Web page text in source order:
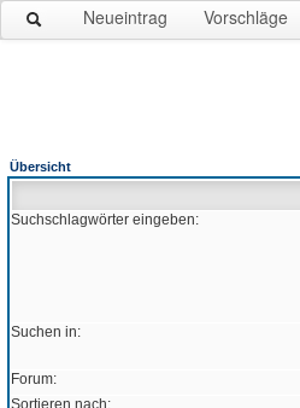
Neueintrag Vorschläge
Übersicht
Suchschlagwörter eingeben:
Suchen in:
Forum:
Sortieren nach: